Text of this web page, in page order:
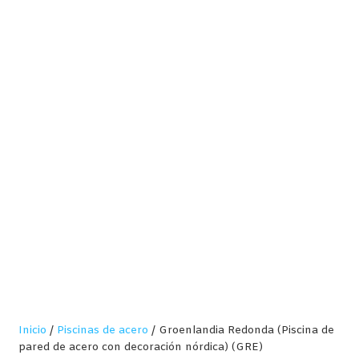
Inicio / Piscinas de acero / Groenlandia Redonda (Piscina de
pared de acero con decoración nórdica) (GRE)